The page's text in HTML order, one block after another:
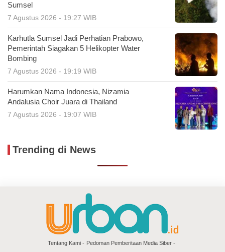
Sumsel
7 Agustus 2026 - 19:27 WIB
Karhutla Sumsel Jadi Perhatian Prabowo,
Pemerintah Siagakan 5 Helikopter Water
Bombing
7 Agustus 2026 - 19:19 WIB
Harumkan Nama Indonesia, Nizamia
Andalusia Choir Juara di Thailand
7 Agustus 2026 - 19:07 WIB
Trending di News
Tentang Kami
Pedoman Pemberitaan Media Siber